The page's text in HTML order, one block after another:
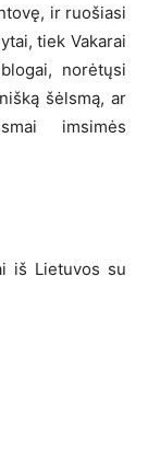
ir ruošiasi
tiek Vakarai
norėtųsi
šėlsmą, ar
imsimės
iš Lietuvos su